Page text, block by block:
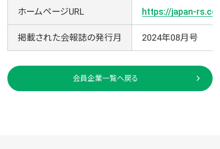
ホームページURL https://japan-
掲載された会報誌の発行月 2024年08月号
会員企業一覧へ戻る